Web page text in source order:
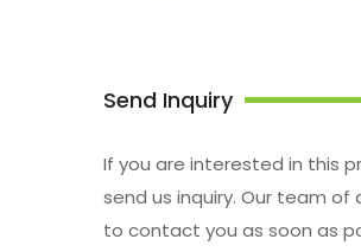
Send Inquiry
If you are interested in this
send us inquiry. Our team of
to contact you as soon as